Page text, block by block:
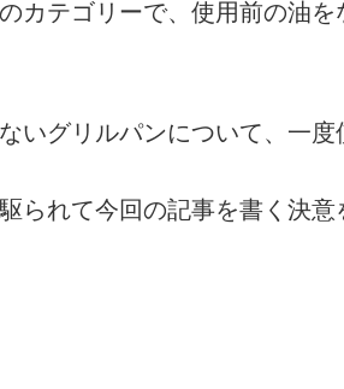
カテゴリーで、使用前の油
いグリルパンについて、一
られて今回の記事を書く決